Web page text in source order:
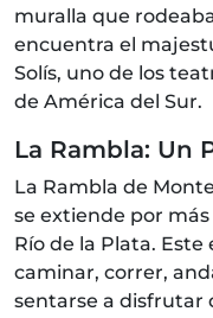
muralla que
encuentra el
Solís, uno de los
de América del Sur.
La Rambla: Un
La Rambla de
se extiende por
Río de la Plata.
caminar, correr,
sentarse a disfrutar